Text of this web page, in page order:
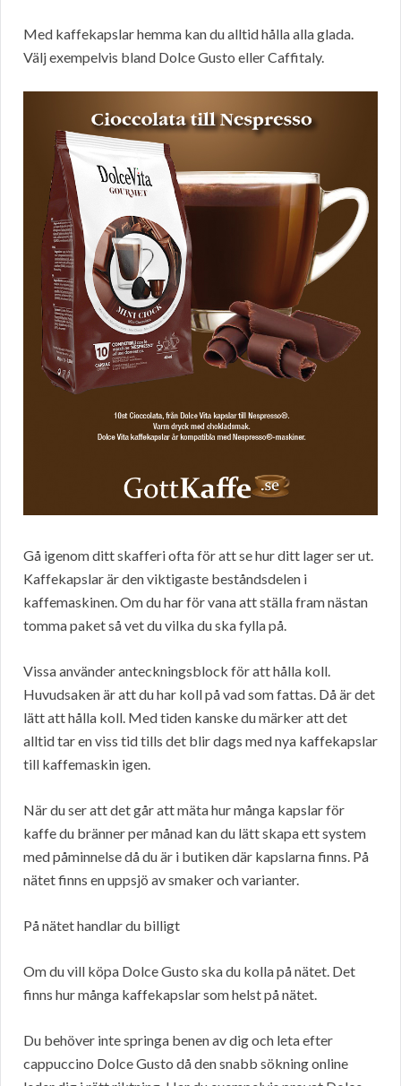
Med kaffekapslar hemma kan du alltid hålla alla glada.
Välj exempelvis bland Dolce Gusto eller Caffitaly.
Gå igenom ditt skafferi ofta för att se hur ditt lager ser ut.
Kaffekapslar är den viktigaste beståndsdelen i
kaffemaskinen. Om du har för vana att ställa fram nästan
tomma paket så vet du vilka du ska fylla på.
Vissa använder anteckningsblock för att hålla koll.
Huvudsaken är att du har koll på vad som fattas. Då är det
lätt att hålla koll. Med tiden kanske du märker att det
alltid tar en viss tid tills det blir dags med nya kaffekapslar
till kaffemaskin igen.
När du ser att det går att mäta hur många kapslar för
kaffe du bränner per månad kan du lätt skapa ett system
med påminnelse då du är i butiken där kapslarna finns. På
nätet finns en uppsjö av smaker och varianter.
På nätet handlar du billigt
Om du vill köpa Dolce Gusto ska du kolla på nätet. Det
finns hur många kaffekapslar som helst på nätet.
Du behöver inte springa benen av dig och leta efter
cappuccino Dolce Gusto då den snabb sökning online